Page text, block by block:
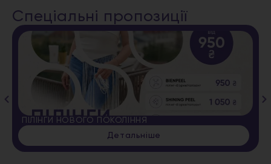
Спеціальні пропозиції
ПІЛІНГИ НОВОГО ПОКОЛІННЯ
Детальніше